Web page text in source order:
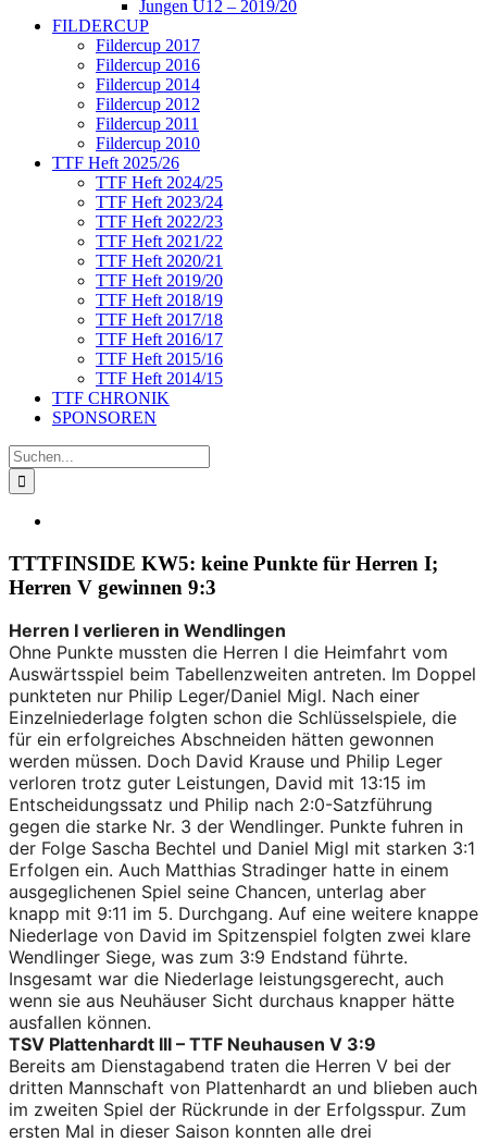
Jungen U12 – 2019/20
FILDERCUP
Fildercup 2017
Fildercup 2016
Fildercup 2014
Fildercup 2012
Fildercup 2011
Fildercup 2010
TTF Heft 2025/26
TTF Heft 2024/25
TTF Heft 2023/24
TTF Heft 2022/23
TTF Heft 2021/22
TTF Heft 2020/21
TTF Heft 2019/20
TTF Heft 2018/19
TTF Heft 2017/18
TTF Heft 2016/17
TTF Heft 2015/16
TTF Heft 2014/15
TTF CHRONIK
SPONSOREN
Suche
nach:
TTTFINSIDE KW5: keine Punkte für Herren I;
Herren V gewinnen 9:3
Herren I verlieren in Wendlingen
Ohne Punkte mussten die Herren I die Heimfahrt vom
Auswärtsspiel beim Tabellenzweiten antreten. Im Doppel
punkteten nur Philip Leger/Daniel Migl. Nach einer
Einzelniederlage folgten schon die Schlüsselspiele, die
für ein erfolgreiches Abschneiden hätten gewonnen
werden müssen. Doch David Krause und Philip Leger
verloren trotz guter Leistungen, David mit 13:15 im
Entscheidungssatz und Philip nach 2:0-Satzführung
gegen die starke Nr. 3 der Wendlinger. Punkte fuhren in
der Folge Sascha Bechtel und Daniel Migl mit starken 3:1
Erfolgen ein. Auch Matthias Stradinger hatte in einem
ausgeglichenen Spiel seine Chancen, unterlag aber
knapp mit 9:11 im 5. Durchgang. Auf eine weitere knappe
Niederlage von David im Spitzenspiel folgten zwei klare
Wendlinger Siege, was zum 3:9 Endstand führte.
Insgesamt war die Niederlage leistungsgerecht, auch
wenn sie aus Neuhäuser Sicht durchaus knapper hätte
ausfallen können.
TSV Plattenhardt III – TTF Neuhausen V 3:9
Bereits am Dienstagabend traten die Herren V bei der
dritten Mannschaft von Plattenhardt an und blieben auch
im zweiten Spiel der Rückrunde in der Erfolgsspur. Zum
ersten Mal in dieser Saison konnten alle drei